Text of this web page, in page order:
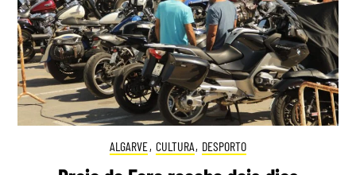
ALGARVE, CULTURA, DESPORTO